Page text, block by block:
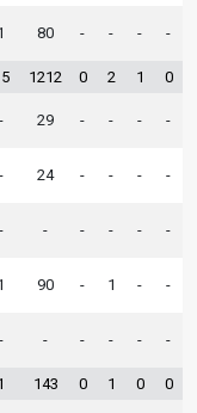
80 - - - -
1212 0 2 1 0
- 29 - - - -
- 24 - - - -
- - - - - -
90 - 1 - -
- - - - - -
143 0 1 0
0